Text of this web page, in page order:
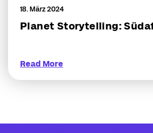
18. März 2024
Planet Storytelling:
Read More